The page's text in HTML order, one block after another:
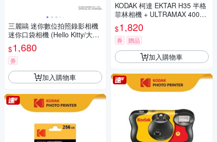
三麗鷗 迷你數位拍照錄影相機
迷你口袋相機 (Hello Kitty/大耳
狗/酷洛米)
$1,680
券
加入購物車
KODAK 柯達 EKTAR H35 半格
菲林相機 + ULTRAMAX 400底
片組
$1,820
券 贈品
加入購物車